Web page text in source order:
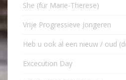
She (für Marie-Therese)
Vrije Progressieve Jongeren
Heb u ook al een nieuw / oud
Excecution Day